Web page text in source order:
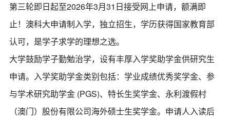
第三轮即日起至2026年3月31日接受网上申请，额满即
止！澳科大申请制入学，独立招生，学历获得国家教育部
认可，是学子求学的理想之选。
大学鼓励学子勤勉治学，设有丰厚入学奖助学金供研究生
申请。入学奖助学金类别包括：学业成绩优秀奖学金、参
与学术研究助学金 (PGS)、特长生奖学金、永利渡假村
（澳门）股份有限公司海外硕士生奖学金。申请人入读后